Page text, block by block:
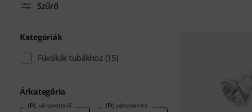
Szűrő
Kategóriák
Fúvókák tubákhoz (15)
Árkategória
(Ft) pénznemről (Ft) pénznemre